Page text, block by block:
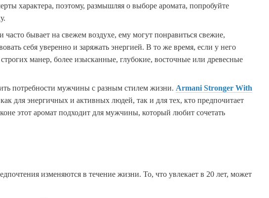
характера, поэтому, размышляя о выборе аромата, попробуйте
бывает на свежем воздухе, ему могут понравиться свежие,
себя уверенно и заряжать энергией. В то же время, если у него
манер, более изысканные, глубокие, восточные или древесные
потребности мужчины с разным стилем жизни. Armani Stronger With
для энергичных и активных людей, так и для тех, кто предпочитает
этот аромат подходит для мужчины, который любит сочетать
изменяются в течение жизни. То, что увлекает в 20 лет, может